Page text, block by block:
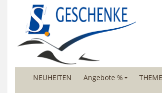
NEUHEITEN Angebote %